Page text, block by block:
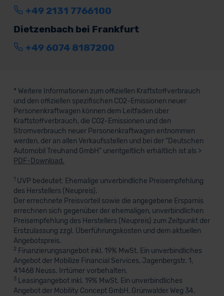
+49 2131 7766100
Dietzenbach bei Frankfurt
+49 6074 8187200
* Weitere Informationen zum offiziellen Kraftstoffverbrauch
und den offiziellen spezifischen CO2-Emissionen neuer
Personenkraftwagen können dem Leitfaden über
Kraftstoffverbrauch, die CO2-Emissionen und den
Stromverbrauch neuer Personenkraftwagen entnommen
werden, der an allen Verkaufsstellen und bei der "Deutschen
Automobil Treuhand GmbH" unentgeltlich erhältlich ist als >
PDF-Download.
1UVP bedeutet: Ehemalige unverbindliche Preisempfehlung
des Herstellers (Neupreis).
Der errechnete Preisvorteil sowie die angegebene Ersparnis
errechnen sich gegenüber der ehemaligen, unverbindlichen
Preisempfehlung des Herstellers (Neupreis) zum Zeitpunkt der
Erstzulassung zzgl. Überführungskosten und dem aktuellen
Angebotspreis.
2 Finanzierungsangebot inkl. 19% MwSt. Ein unverbindliches
Angebot der Mobilize Financial Services, Jagenbergstr. 1,
41468 Neuss. Irrtümer vorbehalten.
3Leasingangebot inkl. 19% MwSt. Ein unverbindliches
Angebot der Mobility Concept GmbH, Grünwalder Weg 34,